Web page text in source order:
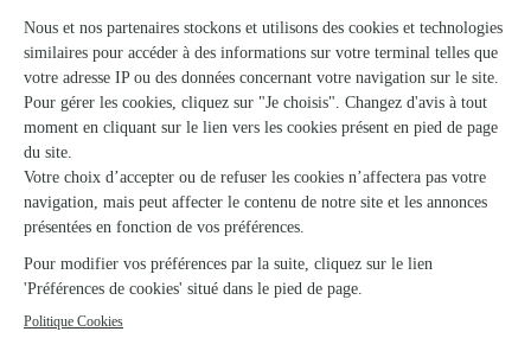
Marnaves
★ ★ ★ ★ ★
facile et rapide .
facile et rapide . Pas contre, je trouve les frais d'expédition de
plus en plus élevés. Plus de 15% sur ma commande qui est
déjà conséquente.
27/02/2026